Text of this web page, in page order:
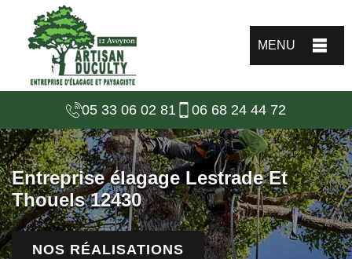
MENU
05 33 06 02 81 06 68 24 44 72
Entreprise élagage Lestrade Et
Thouels 12430
NOS RÉALISATIONS